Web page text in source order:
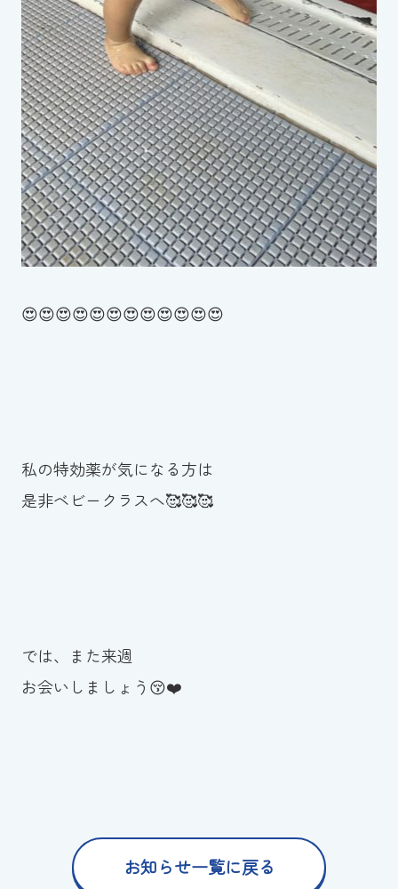
😍😍😍😍😍😍😍😍😍😍😍😍
私の特効薬が気になる方は
是非ベビークラスへ🥰🥰🥰
では、また来週
お会いしましょう😚❤️
お知らせ一覧に戻る